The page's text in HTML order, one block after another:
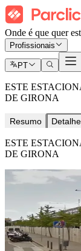
Onde é que quer
Profissionais
PT
ESTE
DE GIRONA
Resumo
ESTE
DE GIRONA